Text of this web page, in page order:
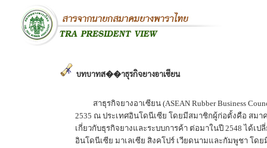
บทบาทส��าธุรกิจยางอาเซียน
สาธุรกิจยางอาเซียน (ASEAN Rubber Business
2535 ณ ประเทศอินโดนีเซีย โดยมีสมาชิกผู้ก่อตั้งคือ สม
เกี่ยวกับธุรกิจยางและระบบการค้า ต่อมาในปี 2548 ได้เ
อินโดนีเซีย มาเลเซีย สิงคโปร์ เวียดนามและกัมพูชา โด